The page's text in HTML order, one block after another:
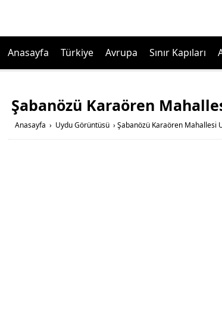
Anasayfa Türkiye Avrupa Sınır Kapıları
Şabanözü Karaören
Anasayfa › Uydu Görüntüsü › Şabanözü Karaören Mahallesi